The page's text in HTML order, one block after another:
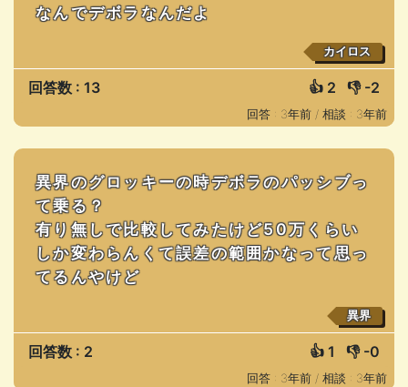
なんでデボラなんだよ
カイロス
回答数 : 13 👍 2 👎 -2
回答 : 3年前 / 相談 : 3年前
異界のグロッキーの時デボラのパッシブっ
て乗る？
有り無しで比較してみたけど50万くらい
しか変わらんくて誤差の範囲かなって思っ
てるんやけど
異界
回答数 : 2 👍 1 👎 -0
回答 : 3年前 / 相談 : 3年前